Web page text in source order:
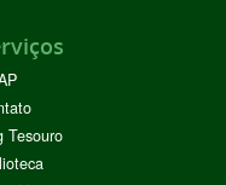
Tesouro